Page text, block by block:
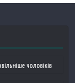
чоловіків